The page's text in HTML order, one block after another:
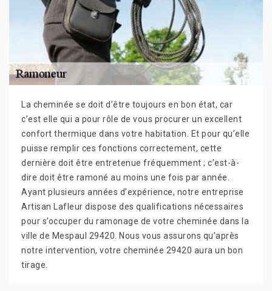
La cheminée se doit d’être toujours en bon état, car
c’est elle qui a pour rôle de vous procurer un excellent
confort thermique dans votre habitation. Et pour qu’elle
puisse remplir ces fonctions correctement, cette
dernière doit être entretenue fréquemment ; c’est-à-
dire doit être ramoné au moins une fois par année.
Ayant plusieurs années d’expérience, notre entreprise
Artisan Lafleur dispose des qualifications nécessaires
pour s’occuper du ramonage de votre cheminée dans la
ville de Mespaul 29420. Nous vous assurons qu’après
notre intervention, votre cheminée 29420 aura un bon
tirage.